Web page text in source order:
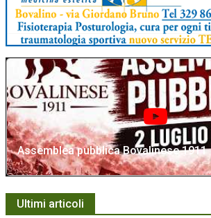
Assemblea pubblica Bovalinese 1911
Ultimi articoli